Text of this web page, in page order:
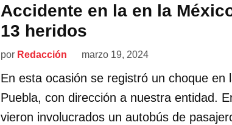
Accidente en la en la
13 heridos
por Redacción marzo 19, 2024
En esta ocasión se registró un choque en
Puebla, con dirección a nuestra entidad.
vieron involucrados un autobús de